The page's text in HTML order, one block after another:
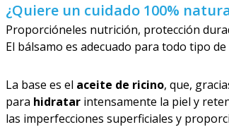
¿Quiere un cuidado 100%
Proporcióneles nutrición, protección
El bálsamo es adecuado para todo tipo
La base es el aceite de ricino, que,
para hidratar intensamente la piel y
las imperfecciones superficiales y